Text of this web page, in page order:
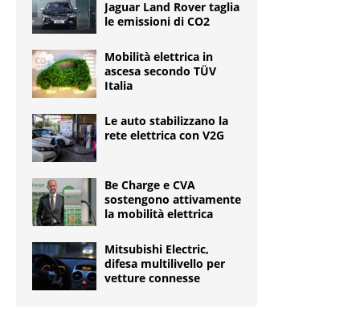
Jaguar Land Rover taglia
le emissioni di CO2
Mobilità elettrica in
ascesa secondo TÜV
Italia
Le auto stabilizzano la
rete elettrica con V2G
Be Charge e CVA
sostengono attivamente
la mobilità elettrica
Mitsubishi Electric,
difesa multilivello per
vetture connesse